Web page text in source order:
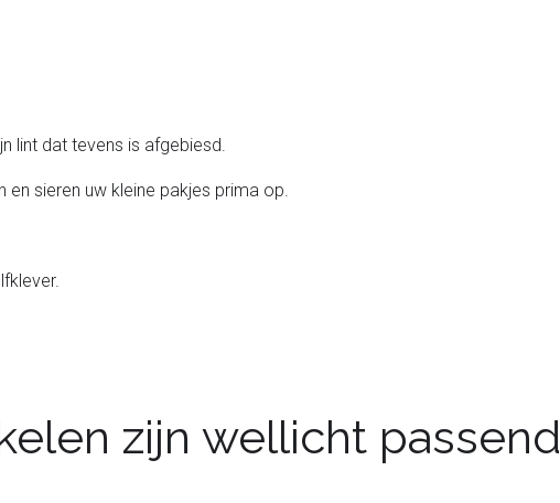
lint dat tevens is afgebiesd.
en sieren uw kleine pakjes prima op.
zijn wellicht passend